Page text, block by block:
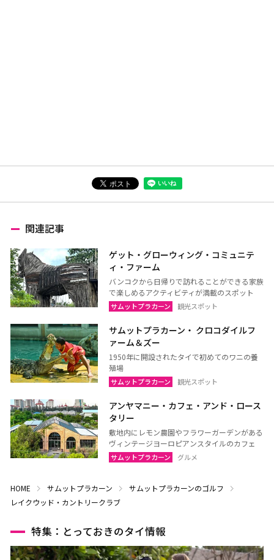
関連記事
ゲット・グローウィング・コミュニテ
ィ・ファーム
バンコクから日帰りで訪れることができる家族
で楽しめるアクティビティが満載のスポット
サムットプラカーン 観光スポット
サムットプラカーン・ クロコダイルフ
ァーム＆ズー
1950年に開設されたタイで初めてのワニの養
殖場
サムットプラカーン 観光スポット
アンヤマニー・カフェ・アンド・ロース
タリー
敷地内にレモン農園やフラワーガーデンがある
ヴィンテージヨーロピアンスタイルのカフェ
サムットプラカーン グルメ
HOME サムットプラカーン
サムットプラカーンのゴルフ
レイクウッド・カントリークラブ
特集：とっておきのタイ情報